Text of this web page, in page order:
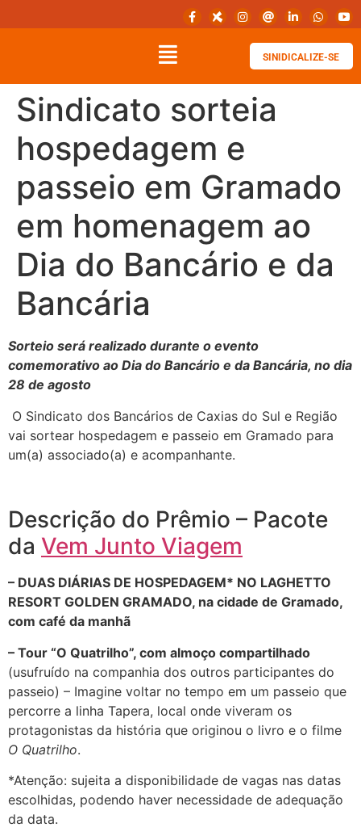
SINIDICALIZE-SE
Sindicato sorteia
hospedagem e
passeio em Gramado
em homenagem ao
Dia do Bancário e da
Bancária
Sorteio será realizado durante o evento
comemorativo ao Dia do Bancário e da Bancária, no dia
28 de agosto
O Sindicato dos Bancários de Caxias do Sul e Região
vai sortear hospedagem e passeio em Gramado para
um(a) associado(a) e acompanhante.
Descrição do Prêmio – Pacote
da Vem Junto Viagem
– DUAS DIÁRIAS DE HOSPEDAGEM* NO LAGHETTO
RESORT GOLDEN GRAMADO, na cidade de Gramado,
com café da manhã
– Tour “O Quatrilho”, com almoço compartilhado
(usufruído na companhia dos outros participantes do
passeio) – Imagine voltar no tempo em um passeio que
percorre a linha Tapera, local onde viveram os
protagonistas da história que originou o livro e o filme
O Quatrilho.
*Atenção: sujeita a disponibilidade de vagas nas datas
escolhidas, podendo haver necessidade de adequação
da data.